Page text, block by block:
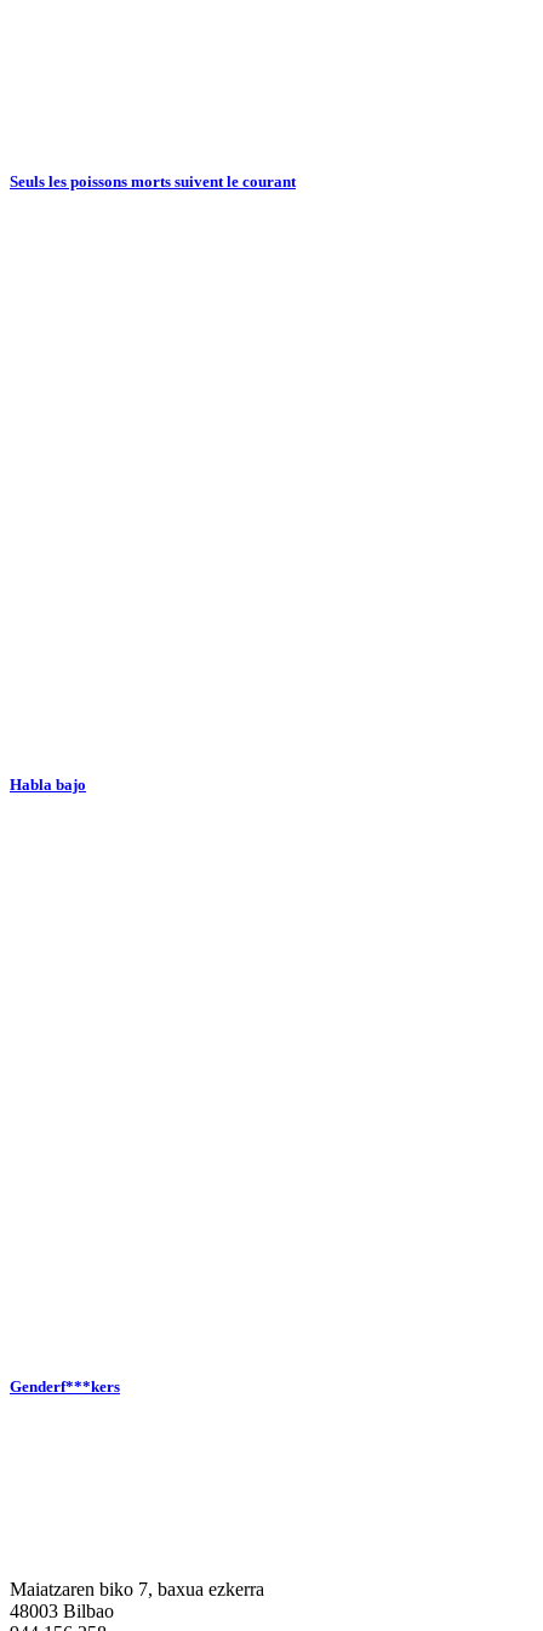
Seuls les poissons morts suivent le courant
Habla bajo
Genderf***kers
Maiatzaren biko 7, baxua ezkerra
48003 Bilbao